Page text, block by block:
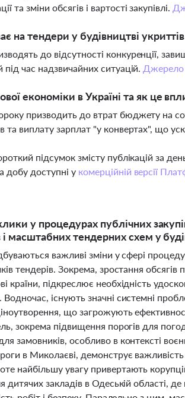
та зміни обсягів і вартості закупівлі.
на тендери у будівництві
до відсутності конкуренції,
під час надзвичайних ситуацій. Джерело
економіки в Україні та як це
призводить до втрат бюджету на
та виплату зарплат "у конвертах", що
підсумок змісту публікацій за
добу доступні у комерційній версії
у процедурах публічних
масштабних тендерних схем у
важливі зміни у сфері
тендерів. Зокрема, зростання обсягів
країни, підкреслює необхідність
існують значні системні
що загрожують
зокрема підвищення порогів для
замовників, особливо в контексті
в Миколаєві, демонструє
найбільшу увагу привертають
дитячих закладів в Одеській області,